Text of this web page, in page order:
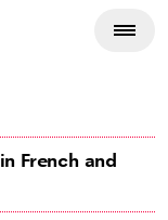
French and